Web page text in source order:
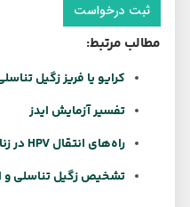
ثبت درخواست
مطالب مرتبط:
کرایو یا فریز زگیل تناسلی:
تفسیر آزمایش ایدز
راه‌های انتقال HPV در زنان
تشخیص زگیل تناسلی و